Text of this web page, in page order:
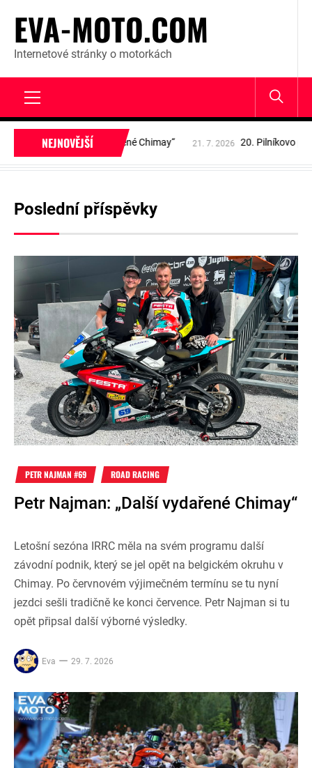
content
EVA-MOTO.COM
Internetové stránky o motorkách
Menu
NEJNOVĚJŠÍ
„Další vydařené Chimay“ 21. 7. 2026 20. Pilníkovo pozdní
Poslední příspěvky
PETR NAJMAN #69 ROAD RACING
Petr Najman: „Další vydařené Chimay“
Letošní sezóna IRRC měla na svém programu další
závodní podnik, který se jel opět na belgickém okruhu v
Chimay. Po červnovém výjimečném termínu se tu nyní
jezdci sešli tradičně ke konci července. Petr Najman si tu
opět připsal další výborné výsledky.
Eva 29. 7. 2026